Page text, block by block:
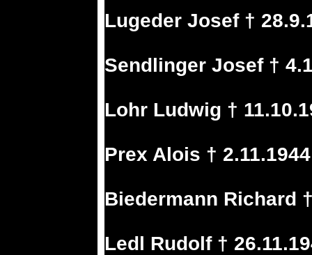
Lugeder Josef †
Sendlinger Josef †
Lohr Ludwig †
Prex Alois †
Biedermann Richard
Ledl Rudolf †